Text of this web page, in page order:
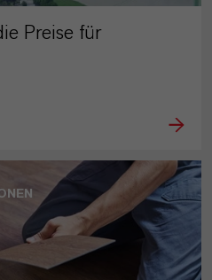
Preise für